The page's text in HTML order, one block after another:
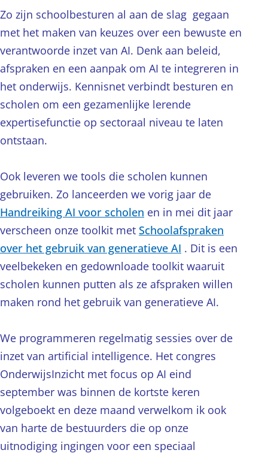
Zo zijn schoolbesturen al aan de slag gegaan
met het maken van keuzes over een bewuste en
verantwoorde inzet van AI. Denk aan beleid,
afspraken en een aanpak om AI te integreren in
het onderwijs. Kennisnet verbindt besturen en
scholen om een gezamenlijke lerende
expertisefunctie op sectoraal niveau te laten
ontstaan.
Ook leveren we tools die scholen kunnen
gebruiken. Zo lanceerden we vorig jaar de
Handreiking AI voor scholen en in mei dit jaar
verscheen onze toolkit met Schoolafspraken
over het gebruik van generatieve AI . Dit is een
veelbekeken en gedownloade toolkit waaruit
scholen kunnen putten als ze afspraken willen
maken rond het gebruik van generatieve AI.
We programmeren regelmatig sessies over de
inzet van artificial intelligence. Het congres
OnderwijsInzicht met focus op AI eind
september was binnen de kortste keren
volgeboekt en deze maand verwelkom ik ook
van harte de bestuurders die op onze
uitnodiging ingingen voor een speciaal